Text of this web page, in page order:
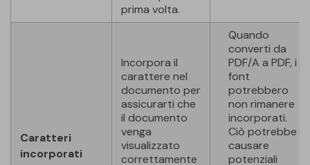
prima volta.
Caratteri
incorporati
Incorpora il
carattere nel
documento per
assicurarti che
il documento
venga
visualizzato
correttamente
Quando
converti da
PDF/A a PDF, i
font
potrebbero
non rimanere
incorporati.
Ciò potrebbe
causare
potenziali